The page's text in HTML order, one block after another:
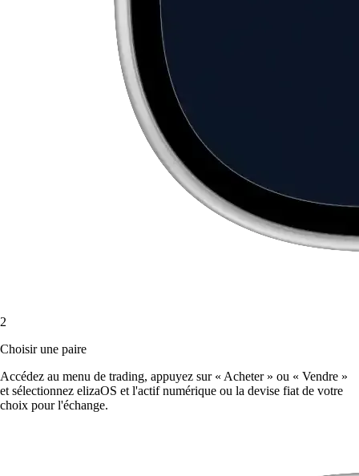
2
Choisir une paire
Accédez au menu de trading, appuyez sur « Acheter » ou « Vendre »
et sélectionnez elizaOS et l'actif numérique ou la devise fiat de votre
choix pour l'échange.